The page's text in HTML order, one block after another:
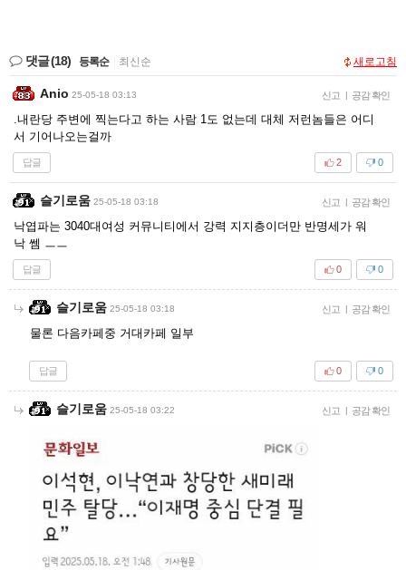
댓글(18) 등록순 최신순 새로고침
Anio 25-05-18 03:13 신고 | 공감 확인
.내란당 주변에 찍는다고 하는 사람 1도 없는데 대체 저런놈들은 어디
서 기어나오는걸까
답글 0
2
슬기로움 25-05-18 03:18 신고 | 공감 확인
낙엽파는 3040대여성 커뮤니티에서 강력 지지층이더만 반명세가 워
낙 쎔 ㅡㅡ
답글 0
0
슬기로움 25-05-18 03:18 신고 | 공감 확인
물론 다음카페중 거대카페 일부
답글 0
0
슬기로움 25-05-18 03:22 신고 | 공감 확인